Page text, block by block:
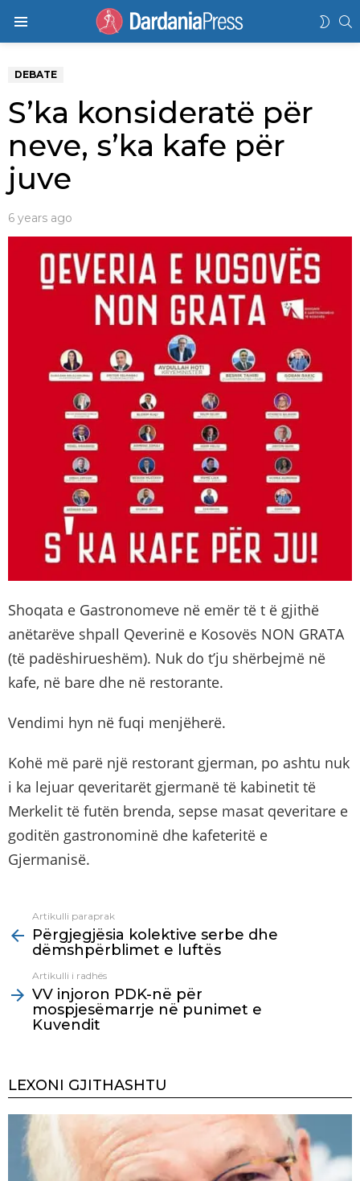
DEBATE
S’ka konsideratë për
neve, s’ka kafe për
juve
6 years ago
Shoqata e Gastronomeve në emër të t ë gjithë
anëtarëve shpall Qeverinë e Kosovës NON GRATA
(të padëshirueshëm). Nuk do t’ju shërbejmë në
kafe, në bare dhe në restorante.
Vendimi hyn në fuqi menjëherë.
Kohë më parë një restorant gjerman, po ashtu nuk
i ka lejuar qeveritarët gjermanë të kabinetit të
Merkelit të futën brenda, sepse masat qeveritare e
goditën gastronominë dhe kafeteritë e
Gjermanisë.
more
Artikulli paraprak
Përgjegjësia kolektive serbe dhe
dëmshpërblimet e luftës
Artikulli i radhës
VV injoron PDK-në për
mospjesëmarrje në punimet e
Kuvendit
LEXONI GJITHASHTU